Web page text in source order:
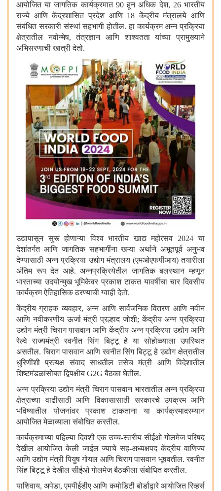
आयोजित या जागतिक कार्यक्रमात 90 हून अधिक देश, 26 भारतीय
राज्ये आणि केंद्रशासित प्रदेश आणि 18 केंद्रीय मंत्रालये आणि
संबंधित सरकारी संस्थां सहभागी होतील. हा कार्यक्रम अन्न प्रक्रिया
क्षेत्रातील नवोन्मेष,तंत्रज्ञान आणि शाश्वतता यांच्या प्रामुख्याने
अभिसरणाची खात्री देतो.
उद्यापासून सुरू होणाऱ्या विश्व भारतीय खाद्य महोत्सव 2024 चा
देशांतर्गत आणि जागतिक सहभागींना खऱ्या अर्थाने अभूतपूर्व अनुभव
देण्यासाठी अन्न प्रक्रिया उद्योग मंत्रालय (एमओएफपीआय) तयारीला
अंतिम रूप देत आहे. अन्नप्रक्रियेतील जागतिक बलस्थान म्हणून
भारताच्या उदयोन्मुख भूमिकेवर प्रकाश टाकत यावर्षीचा चार दिवसीय
कार्यक्रम ऐतिहासिक ठरण्याची ग्वाही देतो.
केंद्रीय ग्राहक व्यवहार,अन्न आणि सार्वजनिक वितरण आणि नवीन
आणि नवीकरणीय ऊर्जा मंत्री प्रल्हाद जोशी;केंद्रीय अन्न प्रक्रिया
उद्योग मंत्री चिराग पासवान आणि केंद्रीय अन्न प्रक्रिया उद्योग आणि
रेल्वे राज्यमंत्री रवनीत सिंग बिट्टू हे या सोहोळ्याला उपस्थित
असतील. चिराग पासवान आणि रवनीत सिंग बिट्टू हे उद्योग क्षेत्रातील
धुरिणींशी प्रत्यक्ष संवाद साधतील तसेच मंत्री आणि विदेशातील
शिष्टमंडळांसोबत द्विपक्षीय G2Gबैठका घेतील.
अन्न प्रक्रिया उद्योग मंत्री चिराग पासवान भारतातील अन्न प्रक्रिया
क्षेत्राच्या वाढीसाठी आणि विकासासाठी सरकारचे उपक्रम आणि
भविष्यातील योजनांवर प्रकाश टाकताना या कार्यक्रमादरम्यान
आयोजित मेळाव्याला संबोधित करतील.
कार्यक्रमाच्या पहिल्या दिवशी एक उच्च-स्तरीय सीईओ गोलमेज परिषद
देखील आयोजित केली जाईल ज्याचे सह-अध्यक्षपद केंद्रीय वाणिज्य
आणि उद्योग मंत्री पियुष गोयल आणि चिराग पासवान भूषवतील. रवनीत
सिंह बिट्टू हे देखील सीईओ गोलमेज बैठकीला संबोधित करतील.
याशिवाय,अपेडा,एमपीईडीए आणि कमोडिटी बोर्डांद्वारे आयोजित रिव्हर्स